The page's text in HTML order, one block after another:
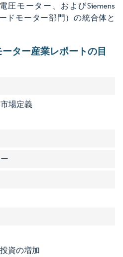
圧モーター、およびSiemens
ドモーター部門）の統合体と
ター産業レポートの目
場定義
資の増加